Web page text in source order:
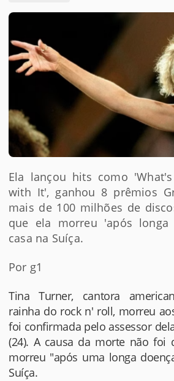
Ela lançou hits como
with It', ganhou 8 prêmios
mais de 100 milhões de
que ela morreu 'após longa
casa na Suíça.
Por g1
Tina Turner, cantora
rainha do rock n' roll, morreu
foi confirmada pelo assessor
(24). A causa da morte não foi
morreu "após uma longa
Suíça.